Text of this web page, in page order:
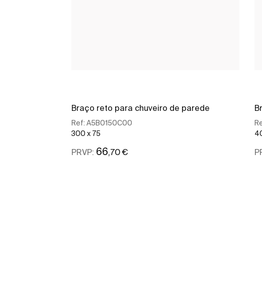
Braço reto para chuveiro de parede
Ref: A5B0150C00
300 x 75
PRVP: 66 ,70 €